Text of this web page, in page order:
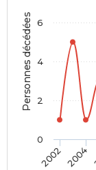
Personnes décédées
2002 2004
0
2
4
6